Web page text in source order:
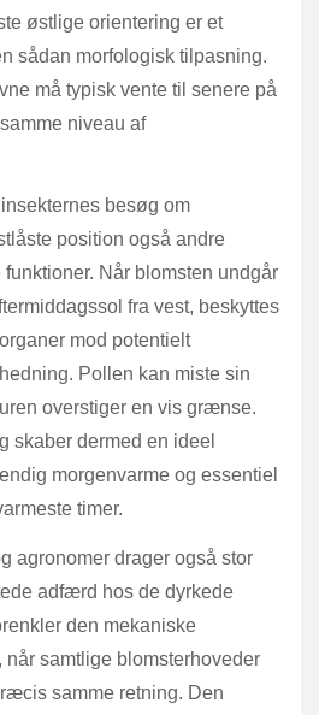
østlige orientering er et
sådan morfologisk tilpasning.
må typisk vente til senere på
niveau af
besøg om
position også andre
Når blomsten undgår
fra vest, beskyttes
mod potentielt
Pollen kan miste sin
overstiger en vis grænse.
skaber dermed en ideel
morgenvarme og essentiel
timer.
agronomer drager også stor
adfærd hos de dyrkede
den mekaniske
når samtlige blomsterhoveder
samme retning. Den